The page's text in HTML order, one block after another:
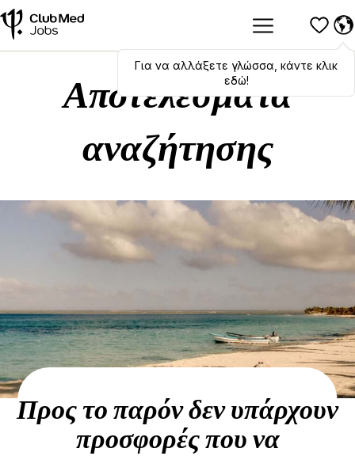
Hola,bonjour ,ciao! To switch
languages, click here!
Για να αλλάξετε γλώσσα, κάντε κλικ
εδώ!
Αποτελέσματα
αναζήτησης
Προς το παρόν δεν υπάρχουν
προσφορές που να